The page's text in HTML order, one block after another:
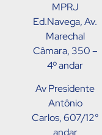
MPRJ
Ed.Navega, Av.
Marechal
Câmara, 350 –
4º andar
Av Presidente
Antônio
Carlos, 607/12°